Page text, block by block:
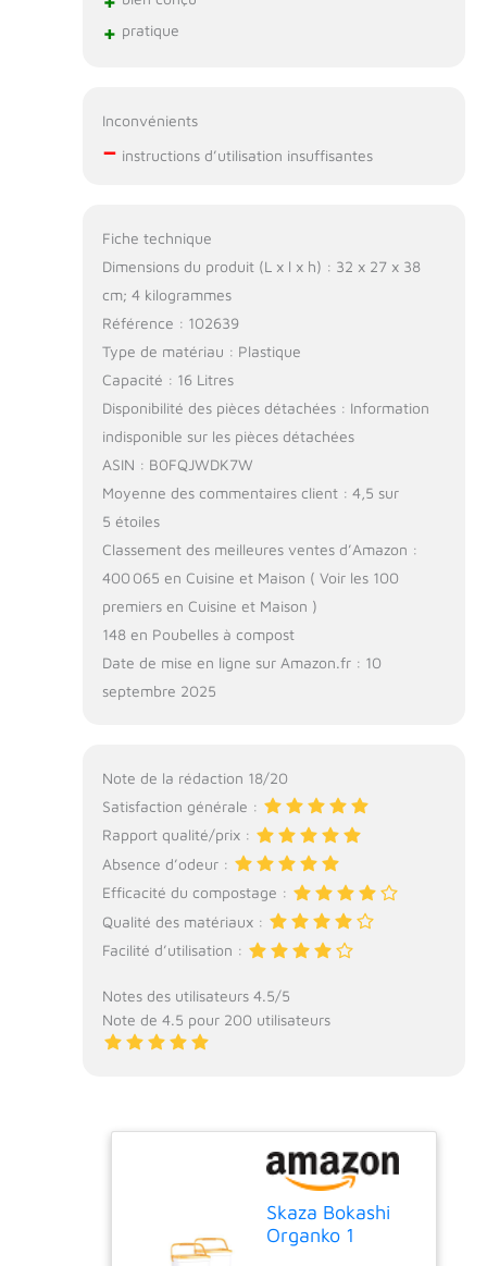
+ pratique
Inconvénients
– instructions d’utilisation insuffisantes
Fiche technique
Dimensions du produit (L x l x h) : 32 x 27 x 38
cm; 4 kilogrammes
Référence : 102639
Type de matériau : Plastique
Capacité : 16 Litres
Disponibilité des pièces détachées : Information
indisponible sur les pièces détachées
ASIN : B0FQJWDK7W
Moyenne des commentaires client : 4,5 sur
5 étoiles
Classement des meilleures ventes d’Amazon :
400 065 en Cuisine et Maison ( Voir les 100
premiers en Cuisine et Maison )
148 en Poubelles à compost
Date de mise en ligne sur Amazon.fr : 10
septembre 2025
Note de la rédaction 18/20
Satisfaction générale :
Rapport qualité/prix :
Absence d’odeur :
Efficacité du compostage :
Qualité des matériaux :
Facilité d’utilisation :
Notes des utilisateurs 4.5/5
Note de 4.5 pour 200 utilisateurs
Skaza Bokashi
Organko 1